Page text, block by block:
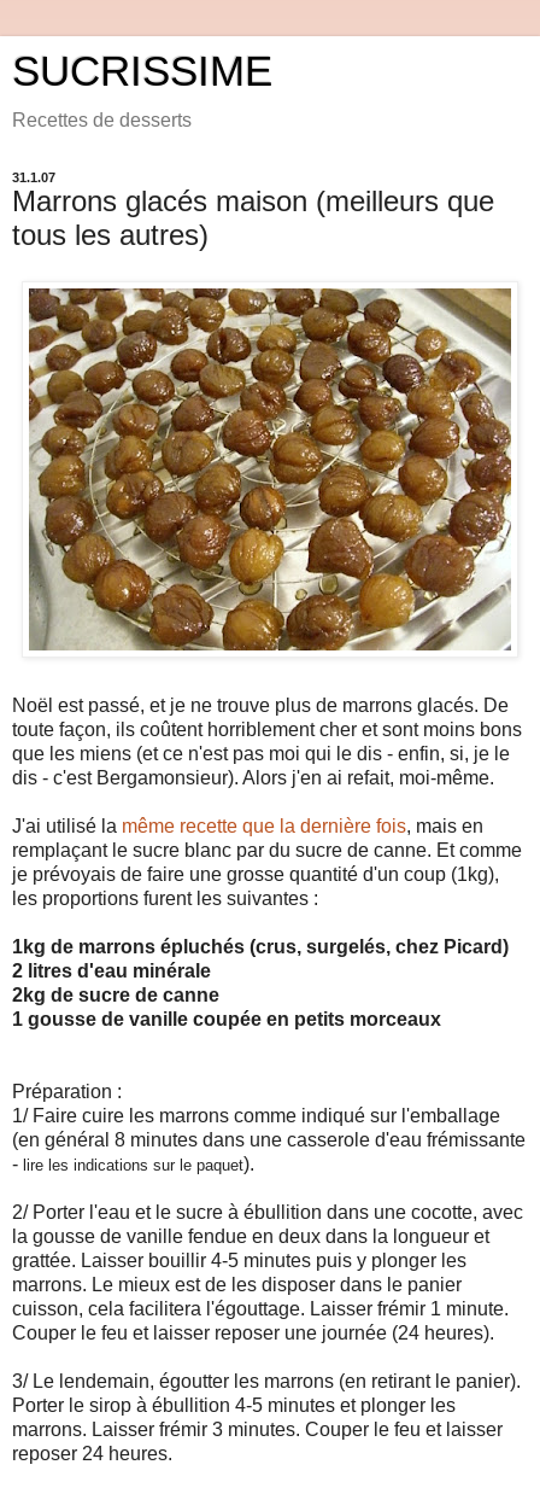
SUCRISSIME
Recettes de desserts
31.1.07
Marrons glacés maison (meilleurs que
tous les autres)
Noël est passé, et je ne trouve plus de marrons glacés. De
toute façon, ils coûtent horriblement cher et sont moins bons
que les miens (et ce n'est pas moi qui le dis - enfin, si, je le
dis - c'est Bergamonsieur). Alors j'en ai refait, moi-même.
J'ai utilisé la même recette que la dernière fois, mais en
remplaçant le sucre blanc par du sucre de canne. Et comme
je prévoyais de faire une grosse quantité d'un coup (1kg),
les proportions furent les suivantes :
1kg de marrons épluchés (crus, surgelés, chez Picard)
2 litres d'eau minérale
2kg de sucre de canne
1 gousse de vanille coupée en petits morceaux
Préparation :
1/ Faire cuire les marrons comme indiqué sur l'emballage
(en général 8 minutes dans une casserole d'eau frémissante
- lire les indications sur le paquet).
2/ Porter l'eau et le sucre à ébullition dans une cocotte, avec
la gousse de vanille fendue en deux dans la longueur et
grattée. Laisser bouillir 4-5 minutes puis y plonger les
marrons. Le mieux est de les disposer dans le panier
cuisson, cela facilitera l'égouttage. Laisser frémir 1 minute.
Couper le feu et laisser reposer une journée (24 heures).
3/ Le lendemain, égoutter les marrons (en retirant le panier).
Porter le sirop à ébullition 4-5 minutes et plonger les
marrons. Laisser frémir 3 minutes. Couper le feu et laisser
reposer 24 heures.